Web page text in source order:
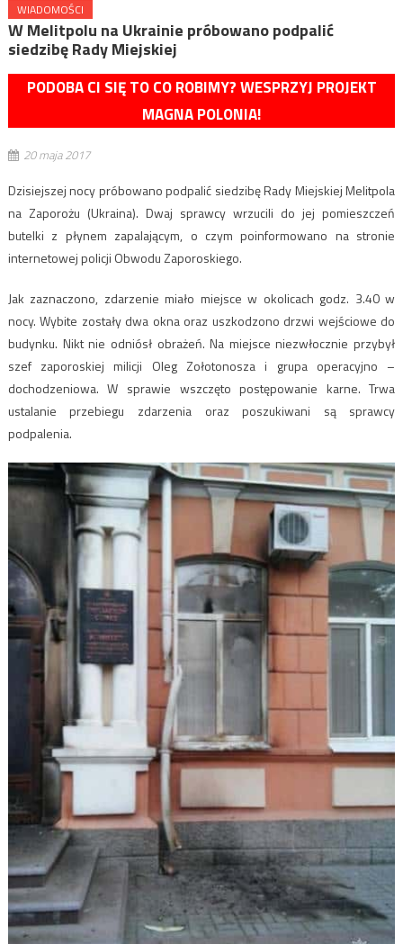
WIADOMOŚCI
W Melitpolu na Ukrainie próbowano podpalić
siedzibę Rady Miejskiej
PODOBA CI SIĘ TO CO ROBIMY? WESPRZYJ PROJEKT
MAGNA POLONIA!
20 maja 2017
Dzisiejszej nocy próbowano podpalić siedzibę Rady Miejskiej Melitpola
na Zaporożu (Ukraina). Dwaj sprawcy wrzucili do jej pomieszczeń
butelki z płynem zapalającym, o czym poinformowano na stronie
internetowej policji Obwodu Zaporoskiego.
Jak zaznaczono, zdarzenie miało miejsce w okolicach godz. 3.40 w
nocy. Wybite zostały dwa okna oraz uszkodzono drzwi wejściowe do
budynku. Nikt nie odniósł obrażeń. Na miejsce niezwłocznie przybył
szef zaporoskiej milicji Oleg Zołotonosza i grupa operacyjno –
dochodzeniowa. W sprawie wszczęto postępowanie karne. Trwa
ustalanie przebiegu zdarzenia oraz poszukiwani są sprawcy
podpalenia.